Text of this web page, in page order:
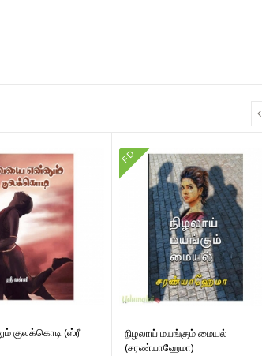
குலக்கொடி (ஸ்ரீ
FD
நிழலாய் மயங்கும் மையல்
(சரண்யாஹேமா)